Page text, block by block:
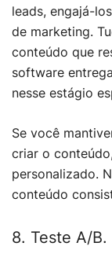
leads, engajá-
de marketing.
conteúdo que
software
nesse estágio
Se você
criar o
personalizado.
conteúdo
8. Teste A/B.